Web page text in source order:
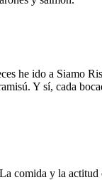
he ido a Siamo
Y sí, cada
comida y la actitud